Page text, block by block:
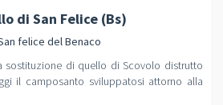
di San Felice (Bs)
felice del Benaco
sostituzione di quello di Scovolo distrutto
il camposanto sviluppatosi attorno alla